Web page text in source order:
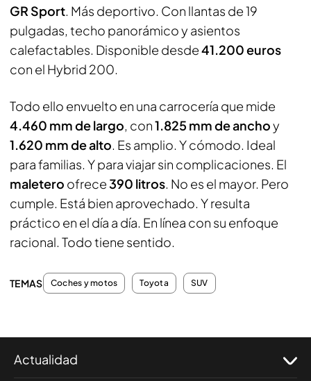
GR Sport. Más deportivo. Con llantas de 19
pulgadas, techo panorámico y asientos
calefactables. Disponible desde41.200 euros
con el Hybrid 200.
Todo ello envuelto en una carrocería que mide
4.460 mm de largo, con1.825 mm de anchoy
1.620 mm de alto. Es amplio. Y cómodo. Ideal
para familias. Y para viajar sin complicaciones. El
maletero ofrece390 litros. No es el mayor. Pero
cumple. Está bien aprovechado. Y resulta
práctico en el día a día. En línea con su enfoque
racional. Todo tiene sentido.
TEMAS Coches y motos Toyota SUV
Actualidad